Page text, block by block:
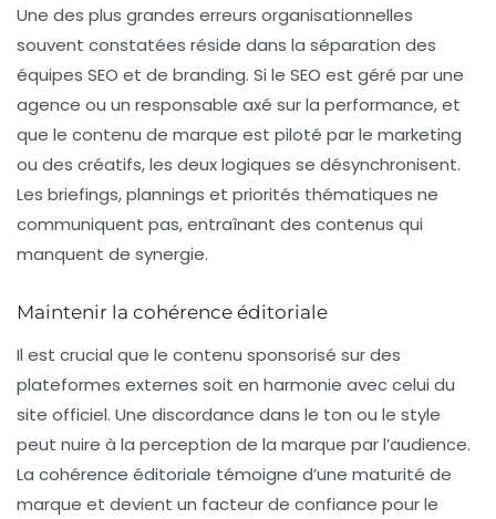
Une des plus grandes erreurs organisationnelles
souvent constatées réside dans la séparation des
équipes SEO et de branding. Si le SEO est géré par une
agence ou un responsable axé sur la performance, et
que le contenu de marque est piloté par le marketing
ou des créatifs, les deux logiques se désynchronisent.
Les briefings, plannings et priorités thématiques ne
communiquent pas, entraînant des contenus qui
manquent de synergie.
Maintenir la cohérence éditoriale
Il est crucial que le contenu sponsorisé sur des
plateformes externes soit en harmonie avec celui du
site officiel. Une discordance dans le ton ou le style
peut nuire à la perception de la marque par l’audience.
La cohérence éditoriale témoigne d’une maturité de
marque et devient un facteur de confiance pour le